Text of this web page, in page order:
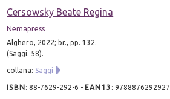
Cersowsky Beate Regina
Nemapress
Alghero, 2022; br., pp. 132.
(Saggi. 58).
collana: Saggi
ISBN:88-7629-292-6 - EAN13 :9788876292927